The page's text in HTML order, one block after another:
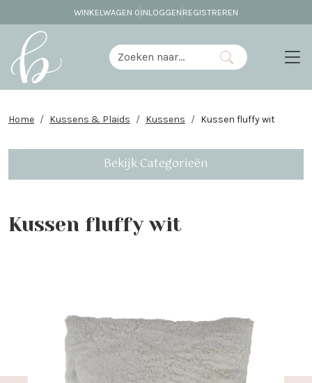
WINKELWAGEN 0 INLOGGEN REGISTREREN
Home Kussens & Plaids Kussens Kussen fluffy wit
Bekijk Categorieën
Kussen fluffy wit